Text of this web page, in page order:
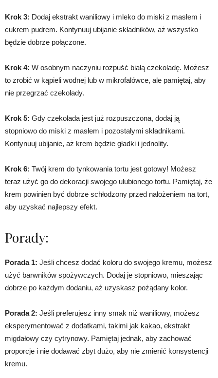
Krok 3: Dodaj ekstrakt waniliowy i mleko do miski z masłem i
cukrem pudrem. Kontynuuj ubijanie składników, aż wszystko
będzie dobrze połączone.
Krok 4: W osobnym naczyniu rozpuść białą czekoladę. Możesz
to zrobić w kąpieli wodnej lub w mikrofalówce, ale pamiętaj, aby
nie przegrzać czekolady.
Krok 5: Gdy czekolada jest już rozpuszczona, dodaj ją
stopniowo do miski z masłem i pozostałymi składnikami.
Kontynuuj ubijanie, aż krem będzie gładki i jednolity.
Krok 6: Twój krem do tynkowania tortu jest gotowy! Możesz
teraz użyć go do dekoracji swojego ulubionego tortu. Pamiętaj, że
krem powinien być dobrze schłodzony przed nałożeniem na tort,
aby uzyskać najlepszy efekt.
Porady:
Porada 1: Jeśli chcesz dodać koloru do swojego kremu, możesz
użyć barwników spożywczych. Dodaj je stopniowo, mieszając
dobrze po każdym dodaniu, aż uzyskasz pożądany kolor.
Porada 2: Jeśli preferujesz inny smak niż waniliowy, możesz
eksperymentować z dodatkami, takimi jak kakao, ekstrakt
migdałowy czy cytrynowy. Pamiętaj jednak, aby zachować
proporcje i nie dodawać zbyt dużo, aby nie zmienić konsystencji
kremu.